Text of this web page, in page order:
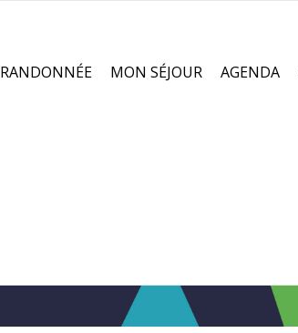
RANDONNÉE MON SÉJOUR AGENDA